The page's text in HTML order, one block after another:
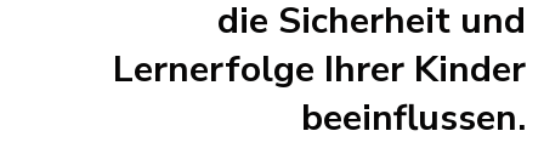
die Sicherheit und
Lernerfolge Ihrer Kinder
beeinflussen.